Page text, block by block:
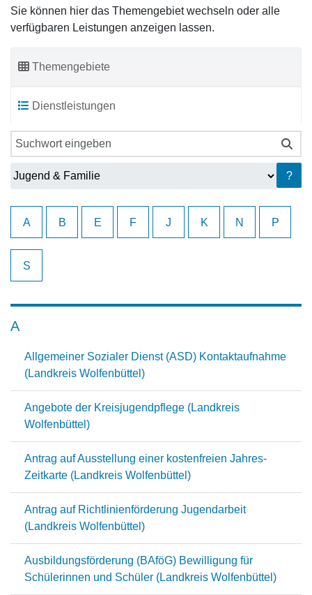
Sie können hier das Themengebiet wechseln oder alle
verfügbaren Leistungen anzeigen lassen.
Themengebiete
Dienstleistungen
?
A B E F J K N P
S
A
Allgemeiner Sozialer Dienst (ASD) Kontaktaufnahme
(Landkreis Wolfenbüttel)
Angebote der Kreisjugendpflege (Landkreis
Wolfenbüttel)
Antrag auf Ausstellung einer kostenfreien Jahres-
Zeitkarte (Landkreis Wolfenbüttel)
Antrag auf Richtlinienförderung Jugendarbeit
(Landkreis Wolfenbüttel)
Ausbildungsförderung (BAföG) Bewilligung für
Schülerinnen und Schüler (Landkreis Wolfenbüttel)